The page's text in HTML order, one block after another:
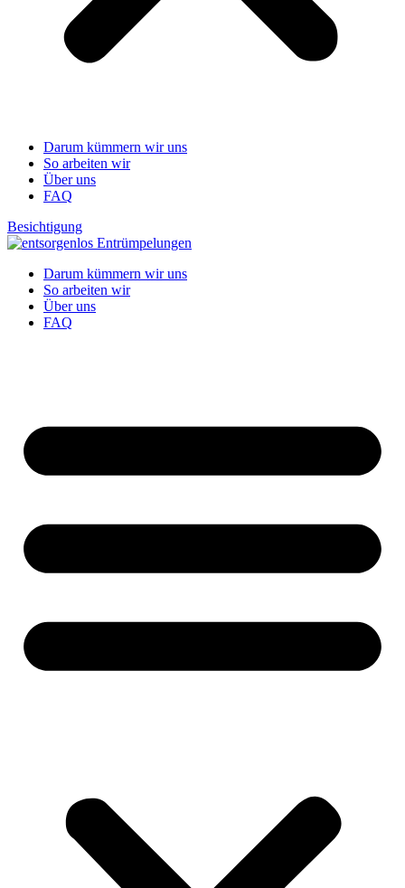
Darum kümmern wir uns
So arbeiten wir
Über uns
FAQ
Besichtigung
Darum kümmern wir uns
So arbeiten wir
Über uns
FAQ